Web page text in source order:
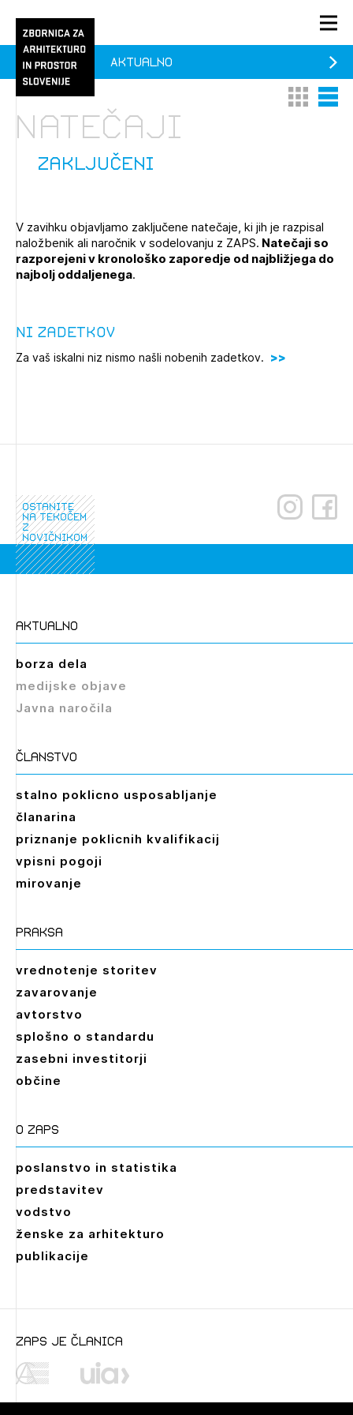
PRIJAVA
KONTAKT
Praksa
O ZAPS
dostopate, se je potrebno prijaviti.
PRIJAVITE SE REGISTRIRAJTE SE
1/1
Pozdravljeni
Prijavite se s svojim ZAPS uporabniškim imenom in geslom.
PRIJAVITE SE
Thumbnail
List
zaključeni
Natečaji
V zavihku objavljamo zaključene natečaje, ki jih je razpisal
naložbenik ali naročnik v sodelovanju z ZAPS. Natečaji so
razporejeni v kronološko zaporedje od najbližjega do
najbolj oddaljenega.
Aktualno
Ni zadetkov
Za vaš iskalni niz nismo našli nobenih zadetkov.
Leto
2025,
2019, 2018,2017,
2010,
2009,
2003,
2002
ostanite
na tekočem
z
novičnikom
aktualno
borza dela
medijske objave
Javna naročila
članstvo
stalno poklicno usposabljanje
članarina
priznanje poklicnih kvalifikacij
vpisni pogoji
mirovanje
praksa
vrednotenje storitev
zavarovanje
avtorstvo
splošno o standardu
zasebni investitorji
občine
O zaps
poslanstvo in statistika
predstavitev
vodstvo
ženske za arhitekturo
publikacije
zaps je članica
1/2
Prijava na novičnik
Ostanite na tekočem z novicami in se naročite na
Novičnike. Označite svojo izbiro.
Novičnike vam bomo pošiljali na vaš elektronski naslov.
Novičnik izobraževanj
Novičnik natečajev
NAPREJ